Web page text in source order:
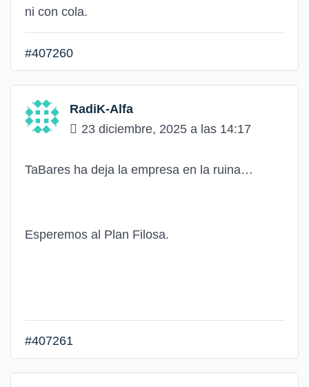
ni con cola.
#407260
RadiK-Alfa
23 diciembre, 2025 a las 14:17
TaBares ha deja la empresa en la ruina…
Esperemos al Plan Filosa.
#407261